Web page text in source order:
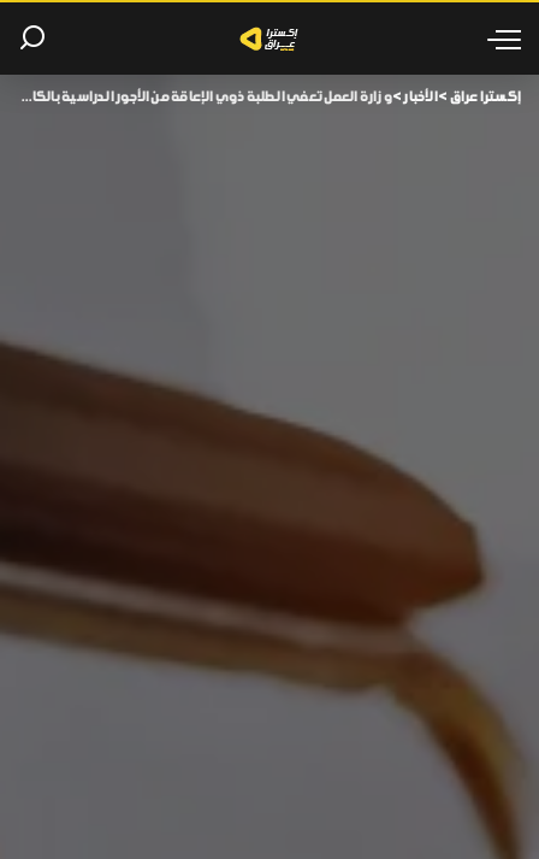
إكسترا عراق >الأخبار>وزارة العمل تعفي الطلبة ذوي الإعاقة من الأجور الدراسية بالكامل